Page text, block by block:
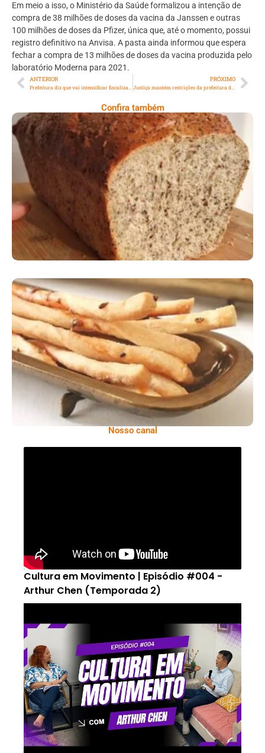
Em meio a isso, o Ministério da Saúde formalizou a intenção de
compra de 38 milhões de doses da vacina da Janssen e outras
100 milhões de doses da Pfizer, única que, até o momento, possui
registro definitivo na Anvisa. A pasta ainda informou que espera
fechar a compra de 13 milhões de doses da vacina produzida pelo
laboratório Moderna para 2021.
ANTERIOR PRÓXIMO
Confira também
Comer Bem: Pão Low Carb
Comer Bem: Palitinhos De Cebola E Salsa
Nosso canal
Cultura em Movimento | Episódio #004 -
Arthur Chen (Temporada 2)